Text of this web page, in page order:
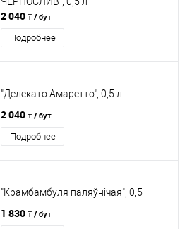
2 040 ₸ / бут
Подробнее
"Делекато Амаретто", 0,5 л
2 040 ₸ / бут
Подробнее
"Крамбамбуля паляўнiчая", 0,5
1 830 ₸ / бут